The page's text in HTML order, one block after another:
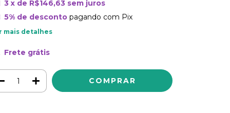
3 x de R$146,63 sem juros
5% de descontopagando com Pix
mais detalhes
Frete grátis